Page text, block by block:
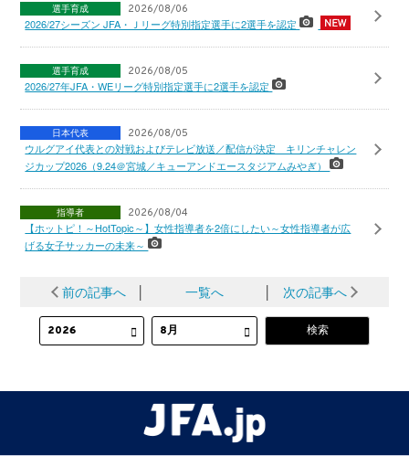
選手育成 2026/08/06
2026/27シーズン JFA・Ｊリーグ特別指定選手に2選手を認定
選手育成 2026/08/05
2026/27年JFA・WEリーグ特別指定選手に2選手を認定
日本代表 2026/08/05
ウルグアイ代表との対戦およびテレビ放送／配信が決定 キリンチャレン
ジカップ2026（9.24＠宮城／キューアンドエースタジアムみやぎ）
指導者 2026/08/04
【ホットピ！～HotTopic～】女性指導者を2倍にしたい～女性指導者が広
げる女子サッカーの未来～
前の記事へ │ 一覧へ │ 次の記事へ